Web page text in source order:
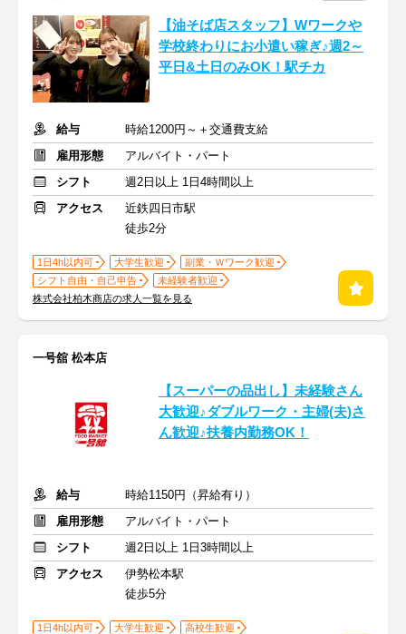
【油そば店スタッフ】Wワークや
学校終わりにお小遣い稼ぎ♪週2～
平日&土日のみOK！駅チカ
給与
時給1200円～＋交通費支給
雇用形態
アルバイト・パート
シフト
週2日以上 1日4時間以上
アクセス
近鉄四日市駅
徒歩2分
1日4h以内可 大学生歓迎
副業・Ｗワーク歓迎
シフト自由・自己申告
未経験者歓迎
株式会社柏木商店の求人一覧を見る
一号舘 松本店
【スーパーの品出し】未経験さん
大歓迎♪ダブルワーク・主婦(夫)さ
ん歓迎♪扶養内勤務OK！
給与
時給1150円（昇給有り）
雇用形態
アルバイト・パート
シフト
週2日以上 1日3時間以上
アクセス
伊勢松本駅
徒歩5分
1日4h以内可 大学生歓迎
高校生歓迎